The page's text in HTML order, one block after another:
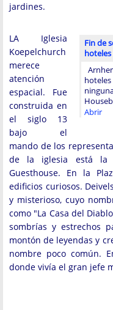
jardines.
Fin de
Abrir
LA Iglesia
Koepelchurch
merece
atención
espacial. Fue
construida en
el siglo 13
bajo el
mando de los
de la iglesia está la
Guesthouse. En la
edificios curiosos.
y misterioso, cuyo
como "La Casa del
sombrías y estrechos
montón de leyendas y
nombre poco común.
donde vivía el gran jefe